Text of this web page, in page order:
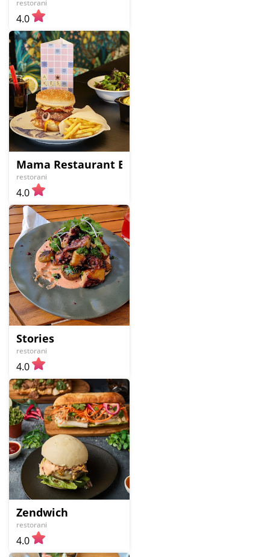
restorani
4.0
Mama Restaurant Belgrade
restorani
4.0
Stories
restorani
4.0
Zendwich
restorani
4.0